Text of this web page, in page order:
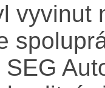
vyvinut